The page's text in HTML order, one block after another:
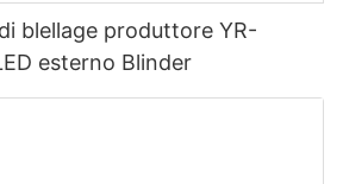
blellage produttore YR-
esterno Blinder